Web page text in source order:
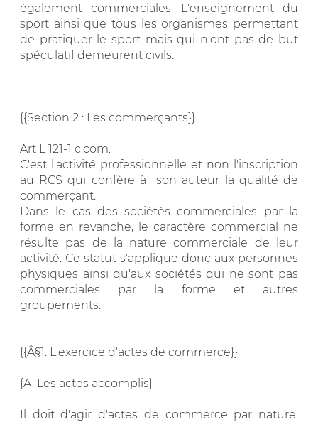
également commerciales. L'enseignement du
sport ainsi que tous les organismes permettant
de pratiquer le sport mais qui n'ont pas de but
spéculatif demeurent civils.
{{Section 2 : Les commerçants}}
Art L 121-1 c.com.
C'est l'activité professionnelle et non l'inscription
au RCS qui confère à son auteur la qualité de
commerçant.
Dans le cas des sociétés commerciales par la
forme en revanche, le caractère commercial ne
résulte pas de la nature commerciale de leur
activité. Ce statut s'applique donc aux personnes
physiques ainsi qu'aux sociétés qui ne sont pas
commerciales par la forme et autres
groupements.
{{Â§1. L'exercice d'actes de commerce}}
{A. Les actes accomplis}
Il doit d'agir d'actes de commerce par nature.